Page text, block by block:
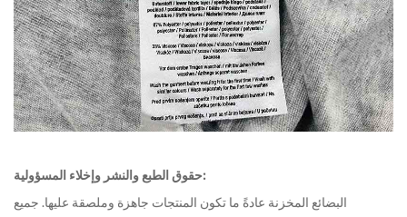
حقوق الطبع والنشر وإخلاء المسؤولية:
البضائع المخزنة عادةً ما تكون المنتجات جاهزة وملصقة عليها. جميع